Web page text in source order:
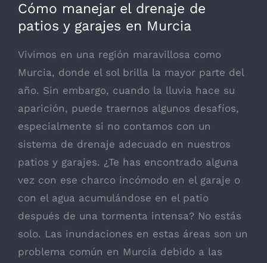
Cómo manejar el drenaje de
patios y garajes en Murcia
Vivimos en una región maravillosa como
Murcia, donde el sol brilla la mayor parte del
año. Sin embargo, cuando la lluvia hace su
aparición, puede traernos algunos desafíos,
especialmente si no contamos con un
sistema de drenaje adecuado en nuestros
patios y garajes. ¿Te has encontrado alguna
vez con ese charco incómodo en el garaje o
con el agua acumulándose en el patio
después de una tormenta intensa? No estás
solo. Las inundaciones en estas áreas son un
problema común en Murcia debido a las